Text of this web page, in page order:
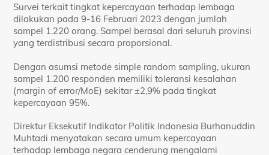
Survei terkait tingkat kepercayaan terhadap lembaga
dilakukan pada 9-16 Februari 2023 dengan jumlah
sampel 1.220 orang. Sampel berasal dari seluruh provinsi
yang terdistribusi secara proporsional.
Dengan asumsi metode simple random sampling, ukuran
sampel 1.200 responden memiliki toleransi kesalahan
(margin of error/MoE) sekitar ±2,9% pada tingkat
kepercayaan 95%.
Direktur Eksekutif Indikator Politik Indonesia Burhanuddin
Muhtadi menyatakan secara umum kepercayaan
terhadap lembaga negara cenderung mengalami